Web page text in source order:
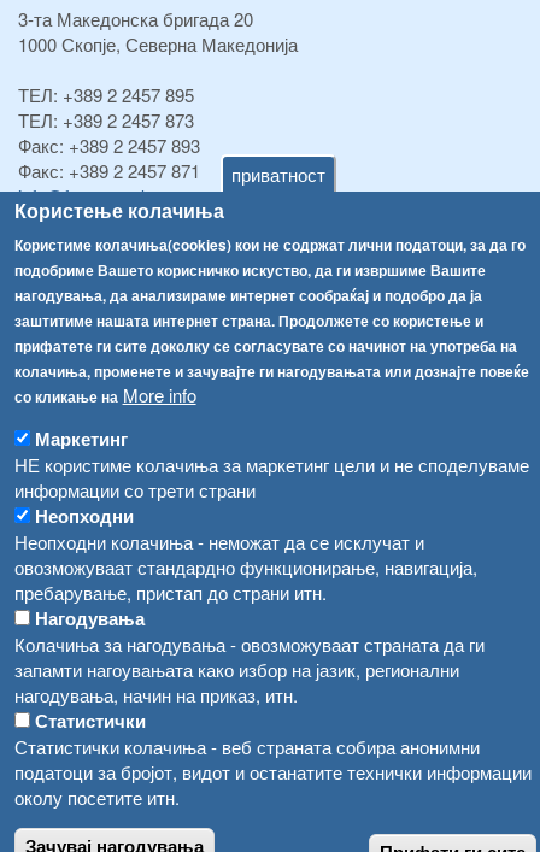
приватност
Користење колачиња
Користиме колачиња(cookies) кои не содржат лични податоци, за да го
подобриме Вашето корисничко искуство, да ги извршиме Вашите
нагодувања, да анализираме интернет сообраќај и подобро да ја
заштитиме нашата интернет страна. Продолжете со користење и
прифатете ги сите доколку се согласувате со начинот на употреба на
колачиња, променете и зачувајте ги нагодувањата или дознајте повеќе
со кликање на More info
Маркетинг
НЕ користиме колачиња за маркетинг цели и не споделуваме
информации со трети страни
Неопходни
Неопходни колачиња - неможат да се исклучат и
овозможуваат стандардно функционирање, навигација,
пребарување, пристап до страни итн.
Нагодувања
Колачиња за нагодувања - овозможуваат страната да ги
запамти нагоувањата како избор на јазик, регионални
нагодувања, начин на приказ, итн.
Статистички
Статистички колачиња - веб страната собира анонимни
податоци за бројот, видот и останатите технички информации
околу посетите итн.
Зачувај нагодувања
3-та Македонска бригада 20
1000 Скопје, Северна Македонија
ТЕЛ: +389 2 2457 895
ТЕЛ: +389 2 2457 873
Факс: +389 2 2457 893
Факс: +389 2 2457 871
info@fva.gov.mk
[АХВ-претходна страна]
Соопштенија
Република Бугарија ги засили официјалните контроли при увоз на свежо овошје и зеленчук
Високите температури ризик од труење со храна, опасни се и за животните
Водата во Гостивар може да се користи како техничка, продолжува испораката на флаширана вода
Во Гостивар спроведени 70 вонредни контроли
Забраната за водата во Гостивар останува на сила, операторите да користат само технички безбедна вода
Навигација
Архива
Регистри
Обрасци
Огласи